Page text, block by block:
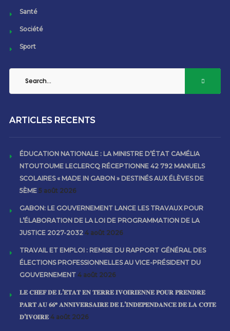
Santé
Société
Sport
ARTICLES RECENTS
ÉDUCATION NATIONALE : LA MINISTRE D’ÉTAT CAMÉLIA
NTOUTOUME LECLERCQ RÉCEPTIONNE 42 792 MANUELS
SCOLAIRES « MADE IN GABON » DESTINÉS AUX ÉLÈVES DE
5ÈME 5 août 2026
GABON: LE GOUVERNEMENT LANCE LES TRAVAUX POUR
L’ÉLABORATION DE LA LOI DE PROGRAMMATION DE LA
JUSTICE 2027-2032 4 août 2026
TRAVAIL ET EMPLOI : REMISE DU RAPPORT GÉNÉRAL DES
ÉLECTIONS PROFESSIONNELLES AU VICE-PRÉSIDENT DU
GOUVERNEMENT 4 août 2026
𝐋𝐄 𝐂𝐇𝐄𝐅 𝐃𝐄 𝐋’𝐄́𝐓𝐀𝐓 𝐄𝐍 𝐓𝐄𝐑𝐑𝐄 𝐈𝐕𝐎𝐈𝐑𝐈𝐄𝐍𝐍𝐄 𝐏𝐎𝐔𝐑 𝐏𝐑𝐄𝐍𝐃𝐑𝐄
𝐏𝐀𝐑𝐓 𝐀𝐔 𝟔𝟔ᵉ 𝐀𝐍𝐍𝐈𝐕𝐄𝐑𝐒𝐀𝐈𝐑𝐄 𝐃𝐄 𝐋’𝐈𝐍𝐃𝐄́𝐏𝐄𝐍𝐃𝐀𝐍𝐂𝐄 𝐃𝐄 𝐋𝐀 𝐂𝐎̂𝐓𝐄
𝐃’𝐈𝐕𝐎𝐈𝐑𝐄 4 août 2026